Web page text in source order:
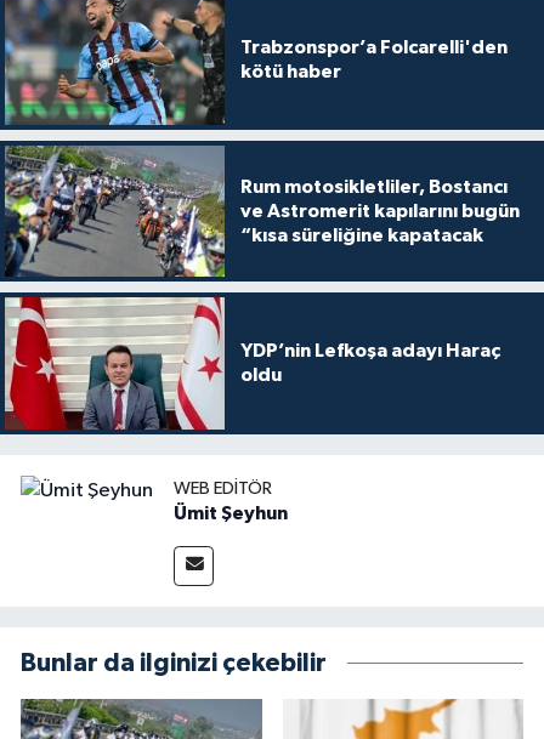
Trabzonspor’a Folcarelli'den
kötü haber
Rum motosikletliler, Bostancı
ve Astromerit kapılarını bugün
“kısa süreliğine kapatacak
YDP’nin Lefkoşa adayı Haraç
oldu
WEB EDITÖR
Ümit Şeyhun
Bunlar da ilginizi çekebilir